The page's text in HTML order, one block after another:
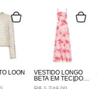
LOON
VESTIDO LONGO
BETA EM TECIDO
100% ALGODÃO